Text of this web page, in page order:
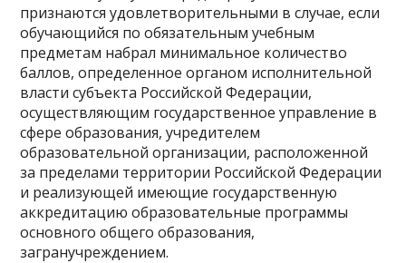
признаются удовлетворительными в случае, если
обучающийся по обязательным учебным
предметам набрал минимальное количество
баллов, определенное органом исполнительной
власти субъекта Российской Федерации,
осуществляющим государственное управление в
сфере образования, учредителем
образовательной организации, расположенной
за пределами территории Российской Федерации
и реализующей имеющие государственную
аккредитацию образовательные программы
основного общего образования,
загранучреждением.